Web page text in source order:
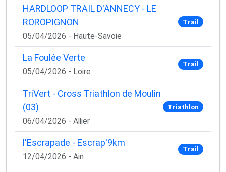
HARDLOOP TRAIL D'ANNECY - LE
ROROPIGNON
05/04/2026 - Haute-Savoie
Trail
La Foulée Verte
05/04/2026 - Loire
Trail
TriVert - Cross Triathlon de Moulin
(03)
06/04/2026 - Allier
Triathlon
l'Escrapade - Escrap'9km
12/04/2026 - Ain
Trail